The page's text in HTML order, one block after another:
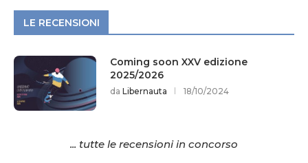
LE RECENSIONI
Coming soon XXV edizione
2025/2026
da Libernauta 18/10/2024
... tutte le recensioni in concorso